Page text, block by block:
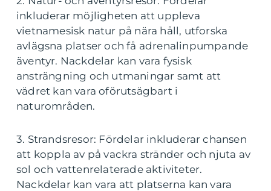
inkluderar möjligheten att uppleva
vietnamesisk natur på nära håll, utforska
avlägsna platser och få adrenalinpumpande
äventyr. Nackdelar kan vara fysisk
ansträngning och utmaningar samt att
vädret kan vara oförutsägbart i
naturområden.
3. Strandsresor: Fördelar inkluderar chansen
att koppla av på vackra stränder och njuta av
sol och vattenrelaterade aktiviteter.
Nackdelar kan vara att platserna kan vara